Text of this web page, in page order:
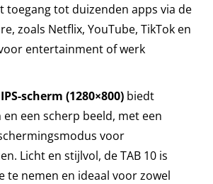
toegang tot duizenden apps via de
zoals Netflix, YouTube, TikTok en
entertainment of werk
scherm (1280×800) biedt
een scherp beeld, met een
voor
Licht en stijlvol, de TAB 10 is
te nemen en ideaal voor zowel